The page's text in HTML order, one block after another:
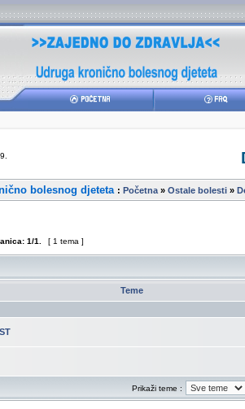
bolesnog djeteta : Početna » Ostale bolesti »
1/1 [ 1 tema ]
Teme
Prikaži teme :